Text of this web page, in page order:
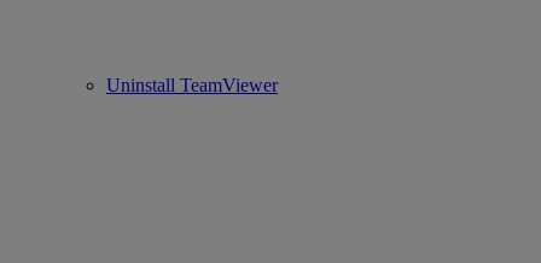
Uninstall TeamViewer